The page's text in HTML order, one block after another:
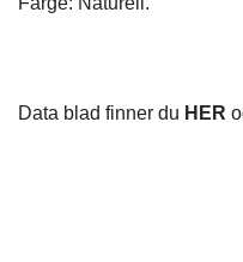
Data blad finner du HER